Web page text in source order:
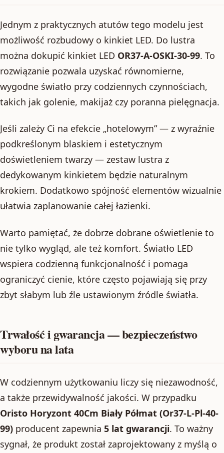
Jednym z praktycznych atutów tego modelu jest
możliwość rozbudowy o kinkiet LED. Do lustra
można dokupić kinkiet LED OR37-A-OSKI-30-99. To
rozwiązanie pozwala uzyskać równomierne,
wygodne światło przy codziennych czynnościach,
takich jak golenie, makijaż czy poranna pielęgnacja.
Jeśli zależy Ci na efekcie „hotelowym” — z wyraźnie
podkreślonym blaskiem i estetycznym
doświetleniem twarzy — zestaw lustra z
dedykowanym kinkietem będzie naturalnym
krokiem. Dodatkowo spójność elementów wizualnie
ułatwia zaplanowanie całej łazienki.
Warto pamiętać, że dobrze dobrane oświetlenie to
nie tylko wygląd, ale też komfort. Światło LED
wspiera codzienną funkcjonalność i pomaga
ograniczyć cienie, które często pojawiają się przy
zbyt słabym lub źle ustawionym źródle światła.
Trwałość i gwarancja — bezpieczeństwo
wyboru na lata
W codziennym użytkowaniu liczy się niezawodność,
a także przewidywalność jakości. W przypadku
Oristo Horyzont 40Cm Biały Półmat (Or37-L-Pl-40-
99) producent zapewnia 5 lat gwarancji. To ważny
sygnał, że produkt został zaprojektowany z myślą o